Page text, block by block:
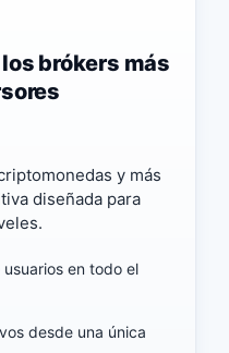
brókers más
y más
diseñada para
en todo el
desde una única